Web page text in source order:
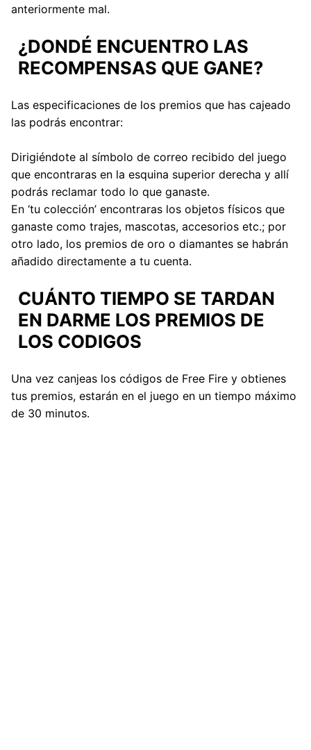
anteriormente mal.
¿DONDÉ ENCUENTRO LAS
RECOMPENSAS QUE GANE?
Las especificaciones de los premios que has cajeado
las podrás encontrar:
Dirigiéndote al símbolo de correo recibido del juego
que encontraras en la esquina superior derecha y allí
podrás reclamar todo lo que ganaste.
En ‘tu colección’ encontraras los objetos físicos que
ganaste como trajes, mascotas, accesorios etc.; por
otro lado, los premios de oro o diamantes se habrán
añadido directamente a tu cuenta.
CUÁNTO TIEMPO SE TARDAN
EN DARME LOS PREMIOS DE
LOS CODIGOS
Una vez canjeas los códigos de Free Fire y obtienes
tus premios, estarán en el juego en un tiempo máximo
de 30 minutos.